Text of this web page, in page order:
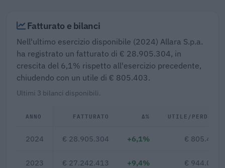
Fatturato e bilanci
Nell'ultimo esercizio disponibile (2024) Allara S.p.a.
ha registrato un fatturato di € 28.905.304, in
crescita del 6,1% rispetto all'esercizio precedente,
chiudendo con un utile di € 805.403.
Ultimi 3 bilanci disponibili.
ANNO FATTURATO Δ% UTILE/PERDITA
2024 € 28.905.304 +6,1% € 805.403
2023 € 27.242.413 +9,4% € 944.011